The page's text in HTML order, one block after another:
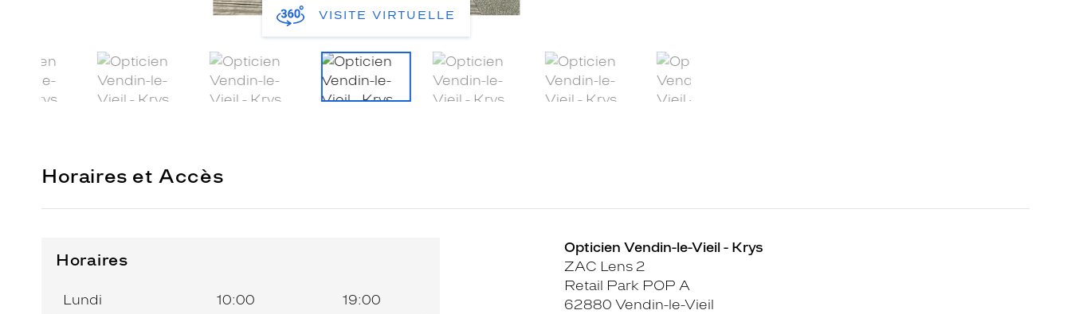
VISITE VIRTUELLE
Horaires et Accès
Horaires
Jour de
semaine
Horaires
l’après-
Lundi 10:00 19:00
Opticien Vendin-le-Vieil - Krys
ZAC Lens 2
Retail Park POP A
62880 Vendin-le-Vieil